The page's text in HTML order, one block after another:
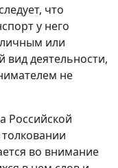
что
у него
личным или
деятельности,
не
Российской
во внимание